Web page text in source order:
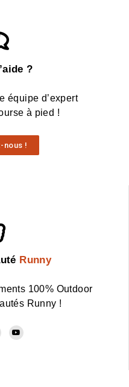
?
équipe d’expert
à pied !
nous !
Runny
100% Outdoor
Runny !